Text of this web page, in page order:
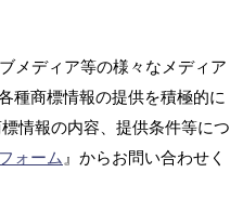
メディア等の様々なメディア
種商標情報の提供を積極的に
情報の内容、提供条件等につ
ォーム 』からお問い合わせく